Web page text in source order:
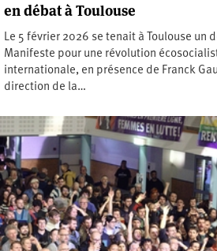
en débat à Toulouse
Le 5 février 2026 se tenait à Toulouse un
Manifeste pour une révolution
internationale, en présence de Franck
direction de la…